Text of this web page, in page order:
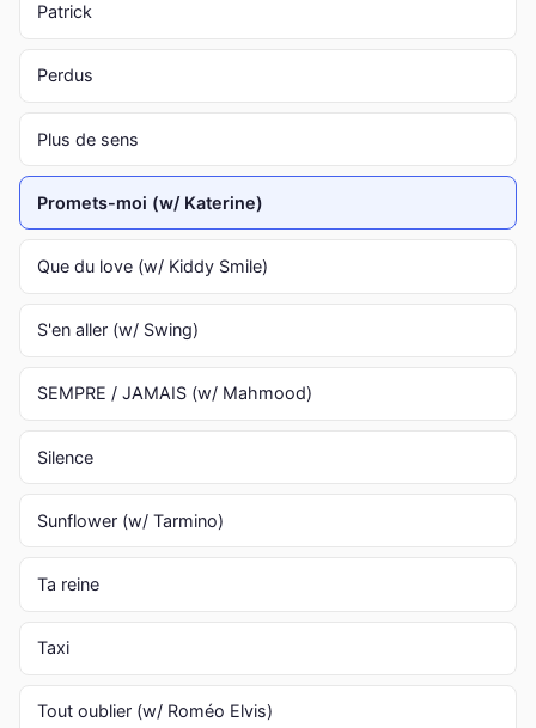
Patrick
Perdus
Plus de sens
Promets-moi (w/ Katerine)
Que du love (w/ Kiddy Smile)
S'en aller (w/ Swing)
SEMPRE / JAMAIS (w/ Mahmood)
Silence
Sunflower (w/ Tarmino)
Ta reine
Taxi
Tout oublier (w/ Roméo Elvis)